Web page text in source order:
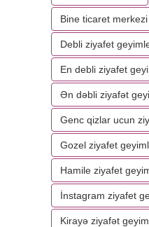
Bine ticaret
Debli ziyafet
En debli ziyafet
Ən dəbli ziyafət
Genc qizlar ucun
Gozel ziyafet
Hamile ziyafet
İnstagram ziyafet
Kirayə ziyafət